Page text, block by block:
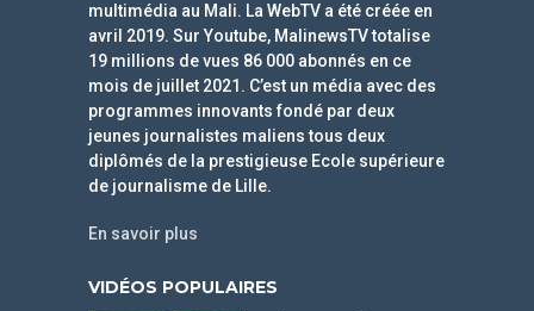
multimédia au Mali. La WebTV a été créée en
avril 2019. Sur Youtube, MalinewsTV totalise
19 millions de vues 86 000 abonnés en ce
mois de juillet 2021. C’est un média avec des
programmes innovants fondé par deux
jeunes journalistes maliens tous deux
diplômés de la prestigieuse Ecole supérieure
de journalisme de Lille.
En savoir plus
VIDÉOS POPULAIRES